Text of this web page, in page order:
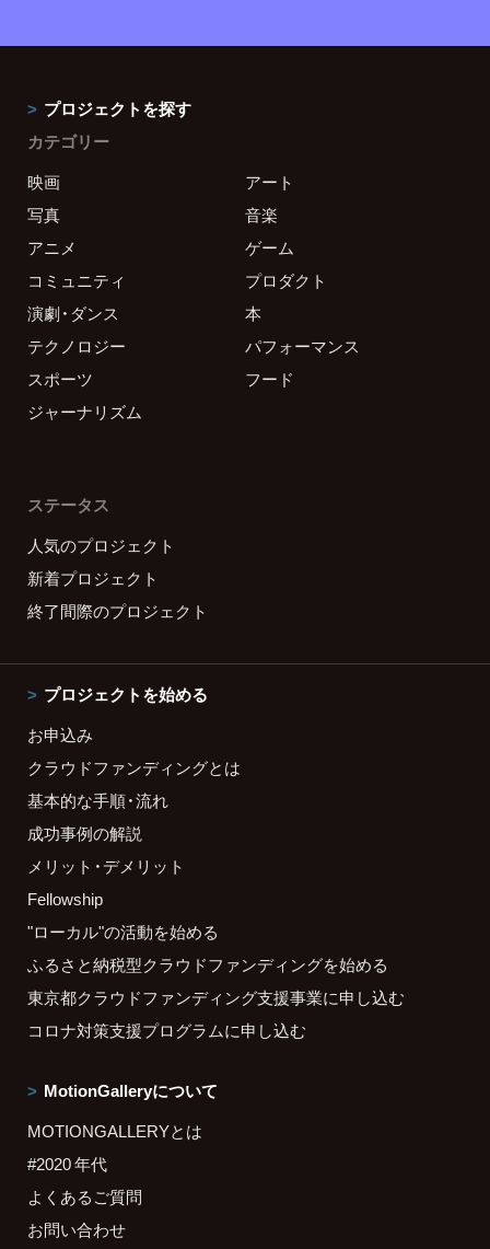
プロジェクトを探す
カテゴリー
映画
アート
写真
音楽
アニメ
ゲーム
コミュニティ
プロダクト
演劇・ダンス
本
テクノロジー
パフォーマンス
スポーツ
フード
ジャーナリズム
ステータス
人気のプロジェクト
新着プロジェクト
終了間際のプロジェクト
プロジェクトを始める
お申込み
クラウドファンディングとは
基本的な手順・流れ
成功事例の解説
メリット・デメリット
Fellowship
"ローカル"の活動を始める
ふるさと納税型クラウドファンディングを始める
東京都クラウドファンディング支援事業に申し込む
コロナ対策支援プログラムに申し込む
MotionGalleryについて
MOTIONGALLERYとは
#2020 年代
よくあるご質問
お問い合わせ